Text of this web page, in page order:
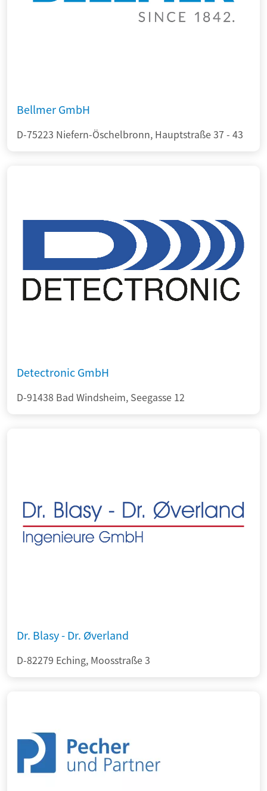
Bellmer GmbH
D-75223 Niefern-Öschelbronn, Hauptstraße 37 - 43
Detectronic GmbH
D-91438 Bad Windsheim, Seegasse 12
Dr. Blasy - Dr. Øverland
D-82279 Eching, Moosstraße 3